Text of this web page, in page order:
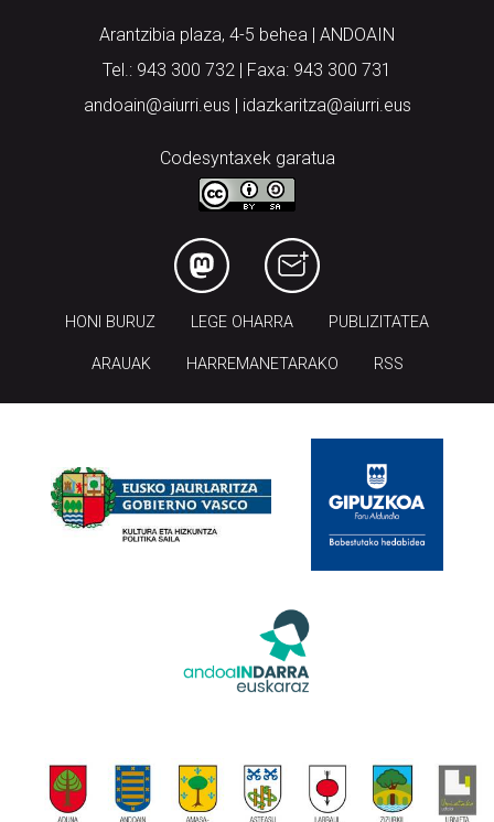
Arantzibia plaza, 4-5 behea | ANDOAIN
Tel.: 943 300 732 | Faxa: 943 300 731
andoain@aiurri.eus | idazkaritza@aiurri.eus
Codesyntaxek garatua
HONI BURUZ LEGE OHARRA PUBLIZITATEA
ARAUAK HARREMANETARAKO RSS